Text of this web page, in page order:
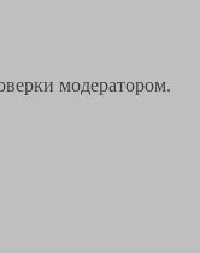
модератором.